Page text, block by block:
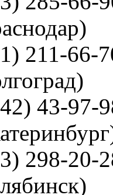
211-66-
43-97-
298-20-